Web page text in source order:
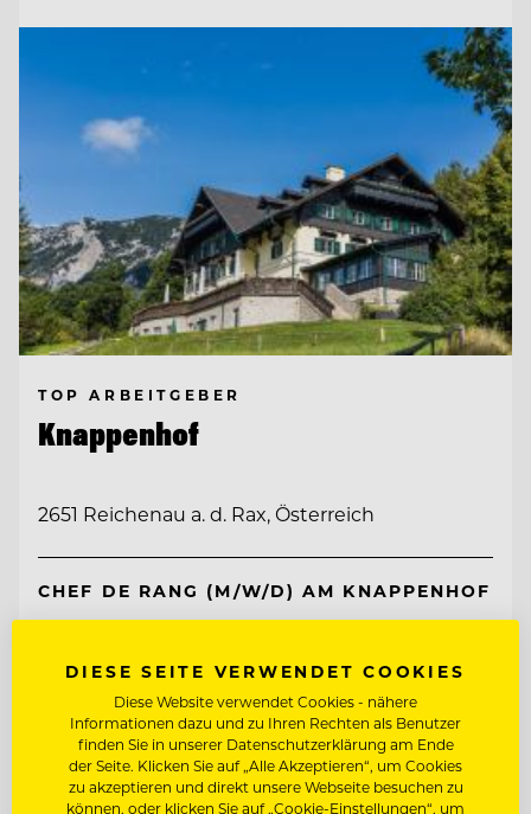
TOP ARBEITGEBER
Knappenhof
2651 Reichenau a. d. Rax, Österreich
CHEF DE RANG (M/W/D) AM KNAPPENHOF
Entdecke alle Jobs
DIESE SEITE VERWENDET COOKIES
Diese Website verwendet Cookies - nähere
Informationen dazu und zu Ihren Rechten als Benutzer
finden Sie in unserer Datenschutzerklärung am Ende
der Seite. Klicken Sie auf „Alle Akzeptieren“, um Cookies
zu akzeptieren und direkt unsere Webseite besuchen zu
können, oder klicken Sie auf „Cookie-Einstellungen“, um